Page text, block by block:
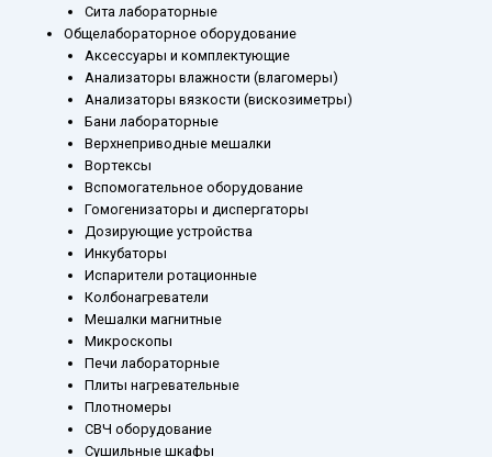
Сита лабораторные
Общелабораторное оборудование
Аксессуары и комплектующие
Анализаторы влажности (влагомеры)
Анализаторы вязкости (вискозиметры)
Бани лабораторные
Верхнеприводные мешалки
Вортексы
Вспомогательное оборудование
Гомогенизаторы и диспергаторы
Дозирующие устройства
Инкубаторы
Испарители ротационные
Колбонагреватели
Мешалки магнитные
Микроскопы
Печи лабораторные
Плиты нагревательные
Плотномеры
СВЧ оборудование
Сушильные шкафы